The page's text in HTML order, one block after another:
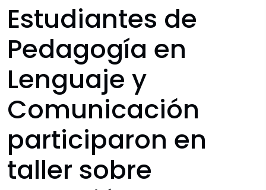
Estudiantes de
Pedagogía en
Lenguaje y
Comunicación
participaron en
taller sobre